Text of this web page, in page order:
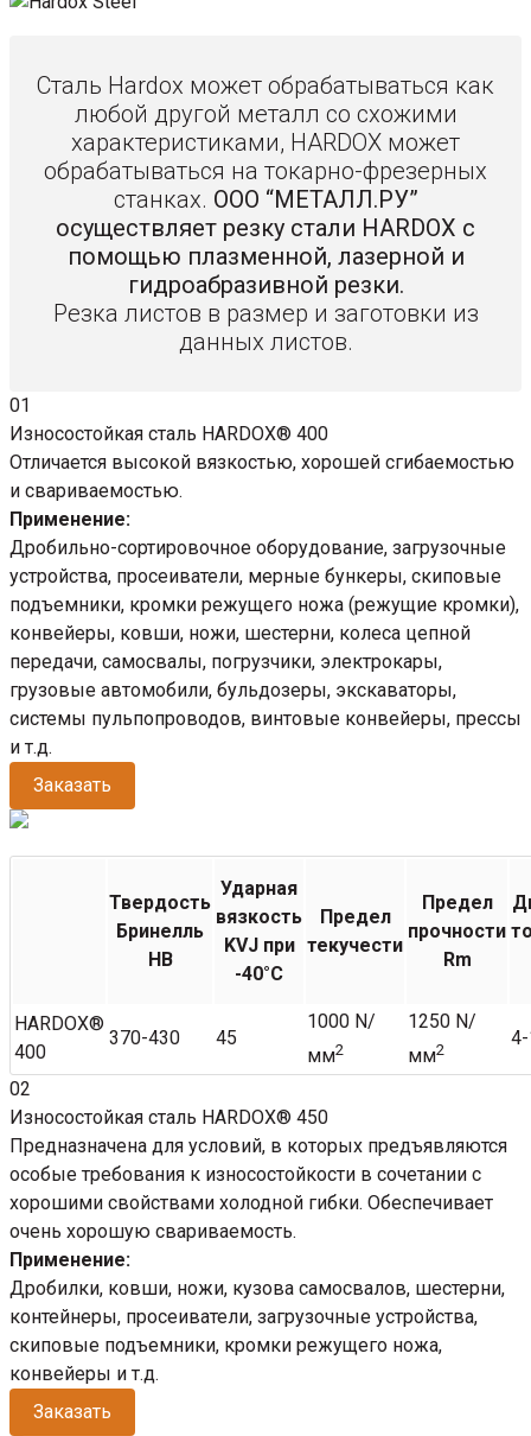
Сталь Hardox может обрабатываться как
любой другой металл со схожими
характеристиками, HARDOX может
обрабатываться на токарно-фрезерных
станках. ООО “МЕТАЛЛ.РУ”
осуществляет резку стали HARDOX с
помощью плазменной, лазерной и
гидроабразивной резки.
Резка листов в размер и заготовки из
данных листов.
01
Износостойкая сталь HARDOX® 400
Отличается высокой вязкостью, хорошей сгибаемостью
и свариваемостью.
Применение:
Дробильно-сортировочное оборудование, загрузочные
устройства, просеиватели, мерные бункеры, скиповые
подъемники, кромки режущего ножа (режущие кромки),
конвейеры, ковши, ножи, шестерни, колеса цепной
передачи, самосвалы, погрузчики, электрокары,
грузовые автомобили, бульдозеры, экскаваторы,
системы пульпопроводов, винтовые конвейеры, прессы
и т.д.
Заказать
Твердость
Бринелль
НВ
Ударная
вязкость
KVJ при
-40°C
Предел
текучести
Предел
прочности
Rm
HARDOX®
400
370-430 45
1000 N/
мм2
1250 N/
мм2
02
Износостойкая сталь HARDOX® 450
Предназначена для условий, в которых предъявляются
особые требования к износостойкости в сочетании с
хорошими свойствами холодной гибки. Обеспечивает
очень хорошую свариваемость.
Применение:
Дробилки, ковши, ножи, кузова самосвалов, шестерни,
контейнеры, просеиватели, загрузочные устройства,
скиповые подъемники, кромки режущего ножа,
конвейеры и т.д.
Заказать